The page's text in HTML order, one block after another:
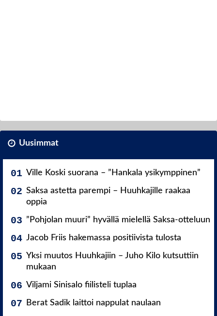
Uusimmat
Ville Koski suorana – ”Hankala ysikymppinen”
Saksa astetta parempi – Huuhkajille raakaa
oppia
”Pohjolan muuri” hyvällä mielellä Saksa-otteluun
Jacob Friis hakemassa positiivista tulosta
Yksi muutos Huuhkajiin – Juho Kilo kutsuttiin
mukaan
Viljami Sinisalo fiilisteli tuplaa
Berat Sadik laittoi nappulat naulaan